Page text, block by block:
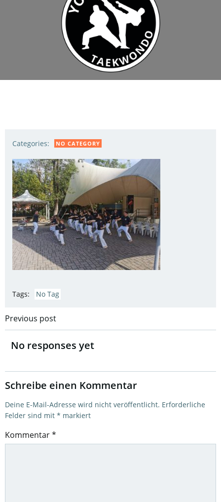
Categories: NO CATEGORY
Tags: No Tag
Post
navigation
Previous post
No responses yet
Schreibe einen Kommentar
Deine E-Mail-Adresse wird nicht veröffentlicht. Erforderliche
Felder sind mit * markiert
Kommentar*